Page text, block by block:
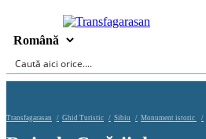
Transfagarasan Ghid Turistic Sibiu Monument istoric